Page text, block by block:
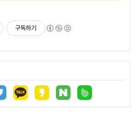
구독하기